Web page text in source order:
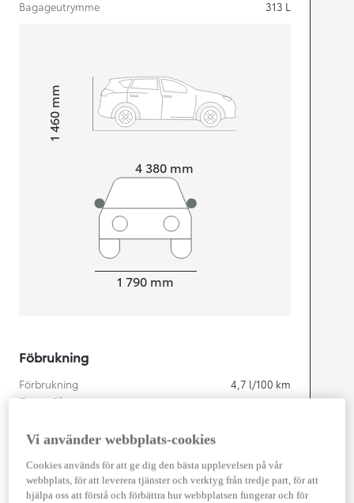
Bagageutrymme
313 L
4 380 mm
Height1 460
mm
1 790 mm
Föbrukning
Förbrukning 4,7 l/100 km
Euro Class
Kombinerad Co2
Motor
Vi använder webbplats-cookies
Cookies används för att ge dig den bästa upplevelsen på vår
webbplats, för att leverera tjänster och verktyg från tredje part, för att
hjälpa oss att förstå och förbättra hur webbplatsen fungerar och för